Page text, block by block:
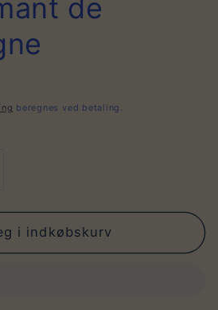
de
beregnes ved betaling.
i indkøbskurv